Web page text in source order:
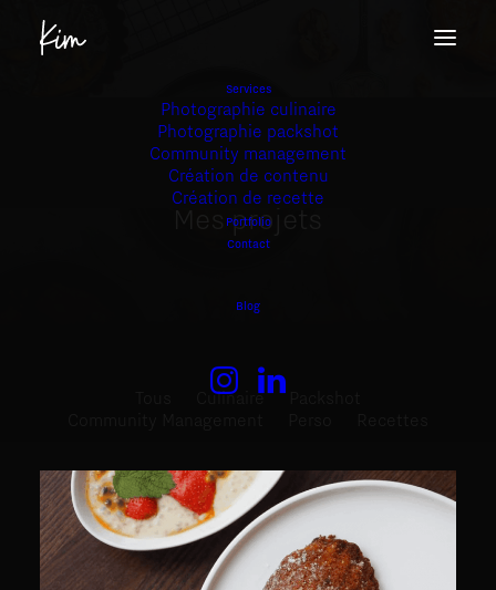
Services
Photographie culinaire
Photographie packshot
Community management
Création de contenu
Création de recette
Portfolio
Contact
Blog
projets
Culinaire